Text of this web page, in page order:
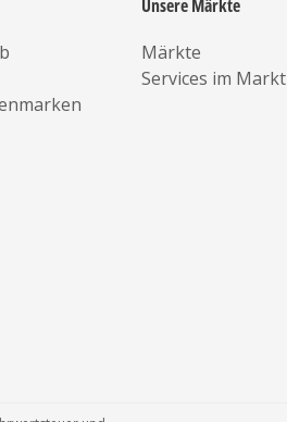
Unsere Märkte
Märkte
Services im Markt